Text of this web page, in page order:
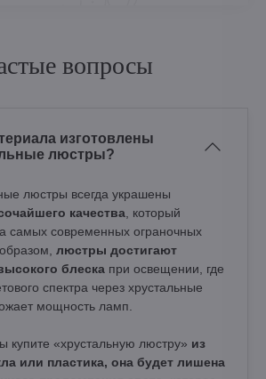
вопросы
изготовлены
люстры?
люстры всегда украшены
качества , который
самых современных ограночных
люстры достигают
блеска при освещении, где
спектра через хрустальные
мощность ламп.
купите «хрустальную люстру» из
или пластика, она будет лишена